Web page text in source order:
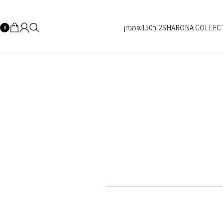
SHARONA2 ב₪150 מגזין 0